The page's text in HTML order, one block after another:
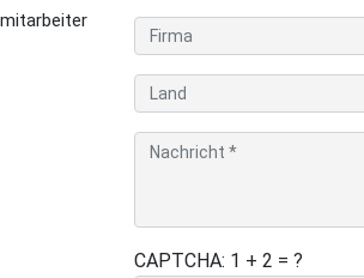
CAPTCHA: 1 + 2 = ?